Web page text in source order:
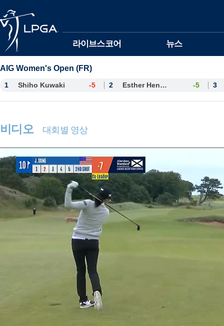
라이브스코어 뉴스
AIG Women's Open (FR)
1 Shiho Kuwaki -5 2 Esther Henseleit -5 3
비디오 대회별 영상